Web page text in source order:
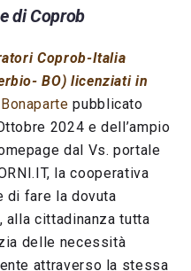
di Coprob
Coprob-Italia
BO) licenziati in
pubblicato
2024 e dell’ampio
dal Vs. portale
la cooperativa
di fare la dovuta
alla cittadinanza tutta
delle necessità
attraverso la stessa